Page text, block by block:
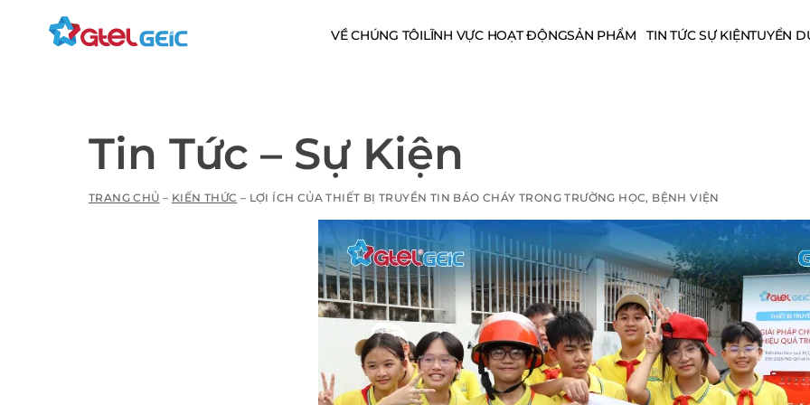
VỀ CHÚNG TÔILĨNH VỰC HOẠT ĐỘNGSẢN PHẨM TIN TỨC SỰ KIỆNTUYỂN
Tin Tức – Sự Kiện
TRANG CHỦ – KIẾN THỨC – LỢI ÍCH CỦA THIẾT BỊ TRUYỀN TIN BÁO CHÁY TRONG TRƯỜNG HỌC, BỆNH VIỆN